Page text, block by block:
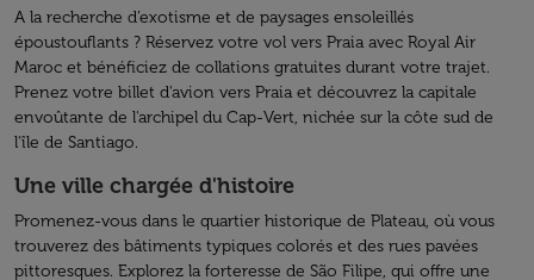
A la recherche d’exotisme et de paysages ensoleillés
époustouflants ? Réservez votre vol vers Praia avec Royal Air
Maroc et bénéficiez de collations gratuites durant votre trajet.
Prenez votre billet d'avion vers Praia et découvrez la capitale
envoûtante de l'archipel du Cap-Vert, nichée sur la côte sud de
l'île de Santiago.
Une ville chargée d'histoire
Promenez-vous dans le quartier historique de Plateau, où vous
trouverez des bâtiments typiques colorés et des rues pavées
pittoresques. Explorez la forteresse de São Filipe, qui offre une